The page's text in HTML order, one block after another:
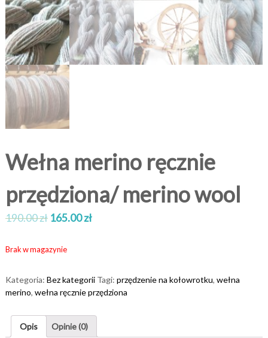
Wełna merino ręcznie
przędziona/ merino wool
190.00zł 165.00zł
Brak w magazynie
Kategoria: Bez kategorii Tagi: przędzenie na kołowrotku, wełna
merino, wełna ręcznie przędziona
Opis Opinie (0)